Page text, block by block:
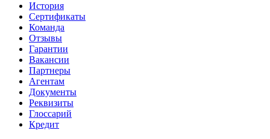
История
Сертификаты
Команда
Отзывы
Гарантии
Вакансии
Партнеры
Агентам
Документы
Реквизиты
Глоссарий
Кредит